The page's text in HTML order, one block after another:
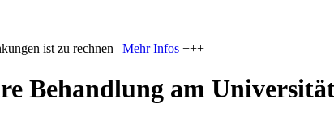
ist zu rechnen | Mehr Infos +++
Behandlung am